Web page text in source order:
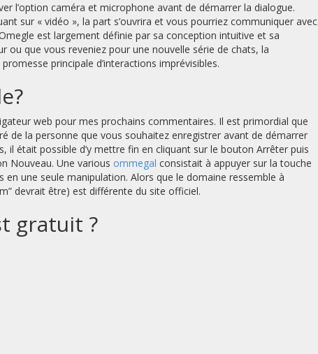
l’option caméra et microphone avant de démarrer la dialogue.
sur « vidéo », la part s’ouvrira et vous pourriez communiquer avec
est largement définie par sa conception intuitive et sa
ou que vous reveniez pour une nouvelle série de chats, la
principale d’interactions imprévisibles.
web pour mes prochains commentaires. Il est primordial que
de la personne que vous souhaitez enregistrer avant de démarrer
il était possible d’y mettre fin en cliquant sur le bouton Arrêter puis
Nouveau. Une various ommegal consistait à appuyer sur la touche
en une seule manipulation. Alors que le domaine ressemble à
devrait être) est différente du site officiel.
gratuit ?